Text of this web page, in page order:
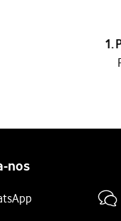
1.
grátis, prima o preço
terminar e voltar ao
nos